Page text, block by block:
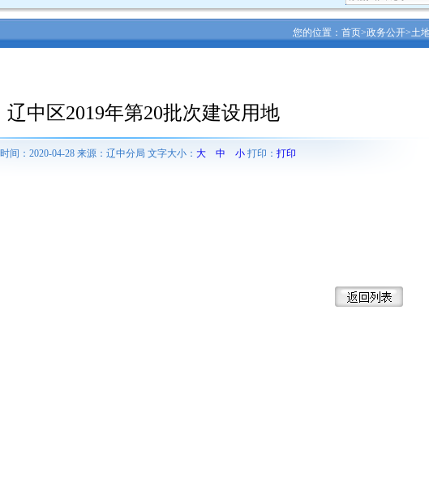
您的位置： 首页>政务公开>土
辽中区2019年第20批次建设用地
时间：2020-04-28 来源：辽中分局 文字大小： 大 中 小打印： 打印